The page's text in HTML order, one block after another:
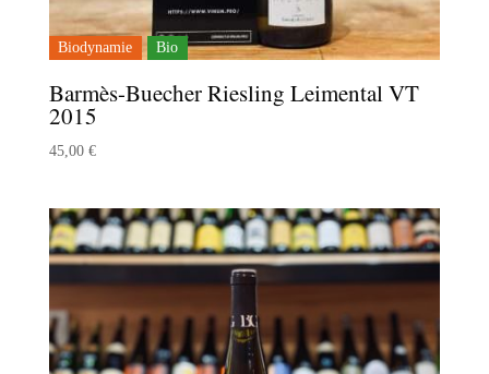
Biodynamie Bio
Barmès-Buecher Riesling Leimental VT
2015
45,00 €